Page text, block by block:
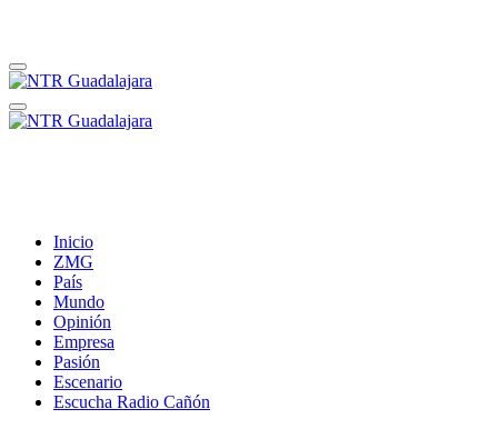
Inicio
ZMG
País
Mundo
Opinión
Empresa
Pasión
Escenario
Escucha Radio Cañón